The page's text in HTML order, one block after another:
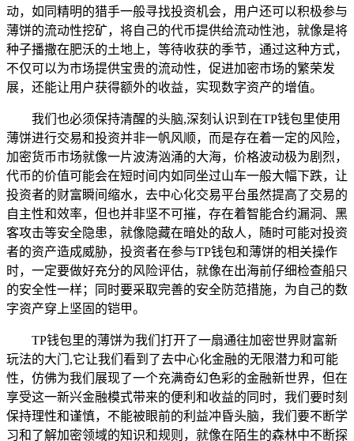
动，如同精明的猎手一般寻找投资机会，用户还可以积极参与
薄饼的流动性挖矿，将自己的代币提供给流动性池，就像是将
种子播撒在肥沃的土地上，等待收获的季节，通过这种方式，
不仅可以为市场提供宝贵的流动性，促进加密市场的繁荣发
展，还能让用户获得额外的收益，实现数字资产的增值。
我们也必须保持清醒的头脑,深刻认识到在TP钱包里使用
薄饼进行交易和投资并非一帆风顺，而是存在着一定的风险，
加密货币市场就像一片波涛汹涌的大海，价格波动极为剧烈，
代币的价值可能会在短时间内如同坐过山车一般大幅下跌，让
投资者的财富瞬间缩水，去中心化交易平台虽然提高了交易的
自主性和效率，但也并非坚不可摧，存在着智能合约漏洞、黑
客攻击等安全隐患，就像隐藏在暗处的敌人，随时可能对投资
者的资产造成威胁，投资者在参与TP钱包和薄饼的相关操作
时，一定要做好充分的风险评估，就像在出海前仔细检查船只
的安全性一样；同时要采取完善的安全防范措施，为自己的数
字资产穿上坚固的铠甲。
TP钱包里的薄饼为我们打开了一扇通往加密世界财富新
玩法的大门,它让我们看到了去中心化金融的无限潜力和可能
性，仿佛为我们展现了一个充满奇幻色彩的金融新世界，但在
享受这一新兴金融模式带来的便利和收益的同时，我们要时刻
保持理性和谨慎，不能被眼前的利益冲昏头脑，我们要不断学
习和了解加密领域的知识和规则，就像在陌生的森林中不断探